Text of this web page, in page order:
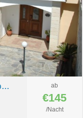
Villa Coral Panorama, Coral Bay, Zypern ab
€145
/Nacht